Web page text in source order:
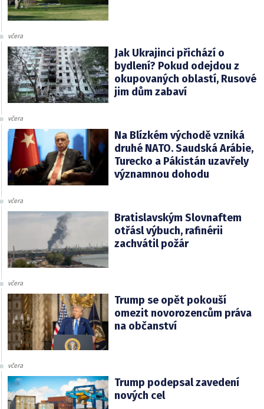
včera
Jak Ukrajinci přichází o
bydlení? Pokud odejdou z
okupovaných oblastí, Rusové
jim dům zabaví
včera
Na Blízkém východě vzniká
druhé NATO. Saudská Arábie,
Turecko a Pákistán uzavřely
významnou dohodu
včera
Bratislavským Slovnaftem
otřásl výbuch, rafinérii
zachvátil požár
včera
Trump se opět pokouší
omezit novorozencům práva
na občanství
včera
Trump podepsal zavedení
nových cel